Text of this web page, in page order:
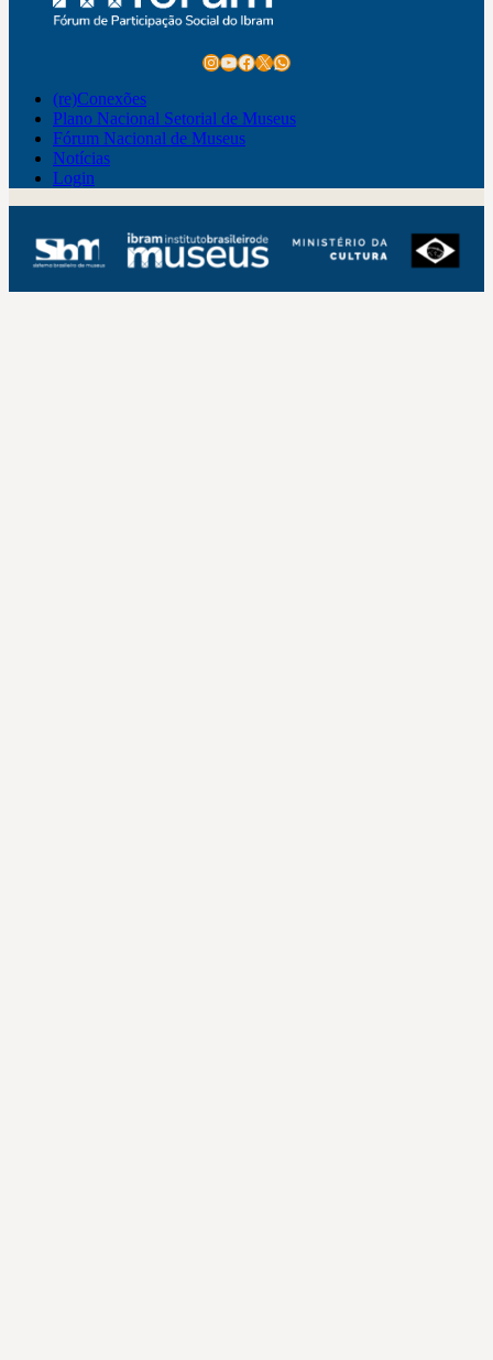
Instagram
Youtube
Facebook
X WhatsApp
(re)Conexões
Plano Nacional Setorial de Museus
Fórum Nacional de Museus
Notícias
Login